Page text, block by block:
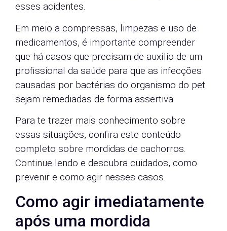
esses acidentes.
Em meio a compressas, limpezas e uso de
medicamentos, é importante compreender
que há casos que precisam de auxílio de um
profissional da saúde para que as infecções
causadas por bactérias do organismo do pet
sejam remediadas de forma assertiva.
Para te trazer mais conhecimento sobre
essas situações, confira este conteúdo
completo sobre mordidas de cachorros.
Continue lendo e descubra cuidados, como
prevenir e como agir nesses casos.
Como agir imediatamente
após uma mordida